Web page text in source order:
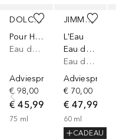
DOLCE&GABBANA
Pour Homme
Eau de toilette
Adviesprijs*
€ 98,00
€ 45,99
75 ml
JIMMY CHOO
L'Eau
Eau de Toilette
Eau de toilette
Adviesprijs*
€ 70,00
€ 47,99
60 ml
CADEAU